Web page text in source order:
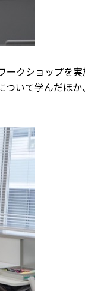
クショップを
いて学んだほ